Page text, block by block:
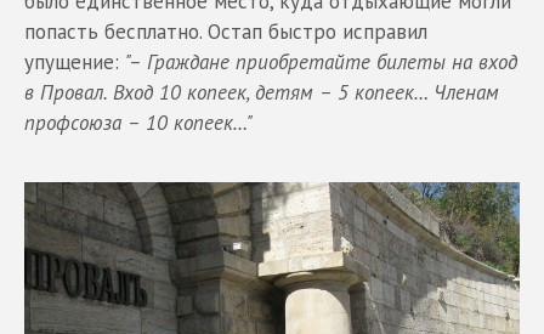
попасть бесплатно. Остап быстро исправил
упущение: "– Граждане приобретайте билеты на вход
в Провал. Вход 10 копеек, детям – 5 копеек… Членам
профсоюза – 10 копеек…"